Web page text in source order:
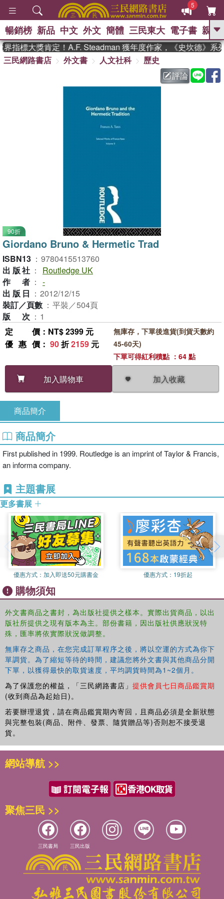
5
GO
熱搜： 東野圭吾 、
父親節 、 如果歷
暑期推薦 、 國際布克
偉大的迷走神經
暢銷榜 新品 中文 外文 簡體 三民東大 電子書 親子
指標大獎肯定！A.F. Steadman 獲年度作家，《史坎德》系列
三民網路書店
外文書 人文社科
歷史
評論
90折
Giordano Bruno & Hermetic Trad
ISBN13 ： 9780415513760
出版社 ：
Routledge UK
作者 ： -
出版日 ： 2012/12/15
裝訂／頁數 ： 平裝／504頁
版次 ： 1
定價 ：NT$ 2399 元
優惠價 ： 90折2159 元
加入購物車 加入收藏
無庫存，下單後進貨(到貨天數約
45-60天)
下單可得紅利積點 ：64 點
商品簡介
商品簡介
First published in 1999. Routledge is an imprint of Taylor & Francis,
an informa company.
主題書展
更多書展
優惠方式： 加入即送50元購書金 優惠方式： 19折起
購物須知
外文書商品之書封，為出版社提供之樣本。實際出貨商品，以出
版社所提供之現有版本為主。部份書籍，因出版社供應狀況特
殊，匯率將依實際狀況做調整。
無庫存之商品，在您完成訂單程序之後，將以空運的方式為你下
單調貨。為了縮短等待的時間，建議您將外文書與其他商品分開
下單，以獲得最快的取貨速度，平均調貨時間為1~2個月。
為了保護您的權益，「三民網路書店」 提供會員七日商品鑑賞期
(收到商品為起始日)。
若要辦理退貨，請在商品鑑賞期內寄回，且商品必須是全新狀態
與完整包裝(商品、附件、發票、隨貨贈品等)否則恕不接受退
貨。
網站導航 >>
聚焦三民 >>
三民書局 三民出版